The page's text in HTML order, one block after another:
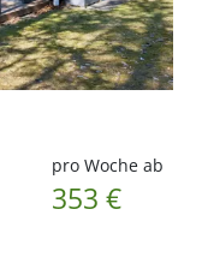
pro Woche ab
353 €